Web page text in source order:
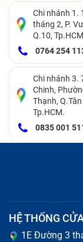
Chi nhánh 1.
tháng 2, P.
Q.10,
0764 254
Chi nhánh 3.
Chinh,
Thạnh, Q.Tân
Tp.HCM.
0835 001
HỆ THỐNG
1E Đường 3